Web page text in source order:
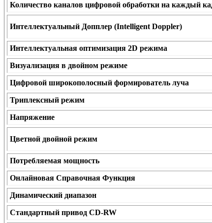
Количество каналов цифровой обработки на каждый
Интеллектуальный Допплер (Intelligent Doppler)
Интеллектуальная оптимизация 2D режима
Визуализация в двойном режиме
Цифровой широкополосный формирователь луча
Триплексный режим
Напряжение
Цветной двойной режим
Потребляемая мощность
Онлайновая Справочная Функция
Динамический диапазон
Стандартный привод CD-RW